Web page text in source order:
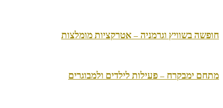
חופשה בשוויץ וגרמניה – אטרקציות מומלצות
מתחם ימבקרח – פעילות לילדים ולמבוגרים